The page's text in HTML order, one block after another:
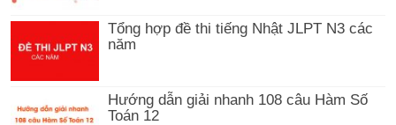
Tổng hợp đề thi tiếng Nhật JLPT N3 các
năm
Hướng dẫn giải nhanh 108 câu Hàm Số
Toán 12